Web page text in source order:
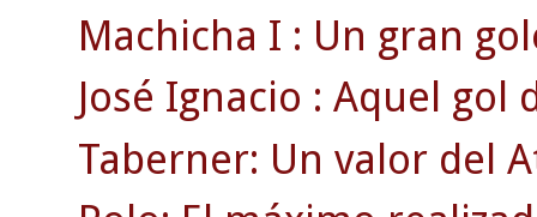
Machicha I : Un gran
José Ignacio : Aquel gol
Taberner: Un valor del